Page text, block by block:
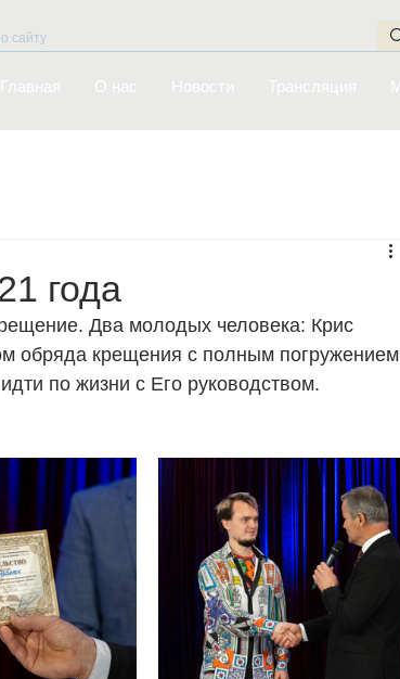
года
Два молодых человека: Крис
обряда крещения с полным погружением
по жизни с Его руководством.